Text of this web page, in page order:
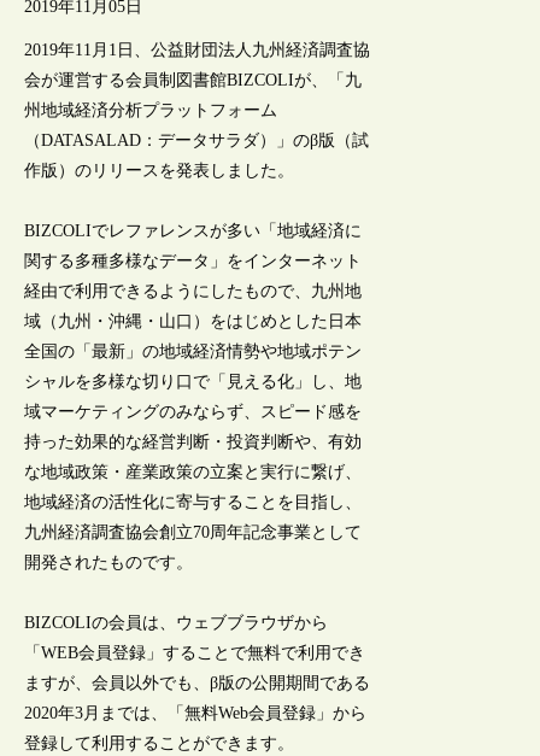
2019年11月05日
2019年11月1日、公益財団法人九州経済調査協
会が運営する会員制図書館BIZCOLIが、「九
州地域経済分析プラットフォーム
（DATASALAD：データサラダ）」のβ版（試
作版）のリリースを発表しました。
BIZCOLIでレファレンスが多い「地域経済に
関する多種多様なデータ」をインターネット
経由で利用できるようにしたもので、九州地
域（九州・沖縄・山口）をはじめとした日本
全国の「最新」の地域経済情勢や地域ポテン
シャルを多様な切り口で「見える化」し、地
域マーケティングのみならず、スピード感を
持った効果的な経営判断・投資判断や、有効
な地域政策・産業政策の立案と実行に繋げ、
地域経済の活性化に寄与することを目指し、
九州経済調査協会創立70周年記念事業として
開発されたものです。
BIZCOLIの会員は、ウェブブラウザから
「WEB会員登録」することで無料で利用でき
ますが、会員以外でも、β版の公開期間である
2020年3月までは、「無料Web会員登録」から
登録して利用することができます。